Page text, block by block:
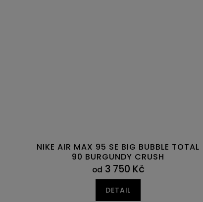
NIKE AIR MAX 95 SE BIG BUBBLE TOTAL
90 BURGUNDY CRUSH
od 3 750 Kč
DETAIL